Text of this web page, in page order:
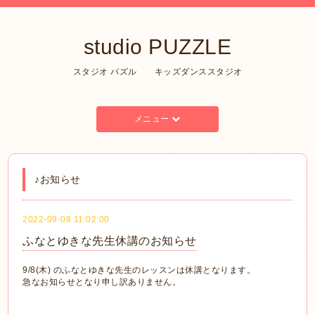
studio PUZZLE
スタジオ パズル キッズダンススタジオ
メニュー
♪お知らせ
2022-09-08 11:02:00
ふなとゆきな先生休講のお知らせ
9/8(木) のふなとゆきな先生のレッスンは休講となります。
急なお知らせとなり申し訳ありません。